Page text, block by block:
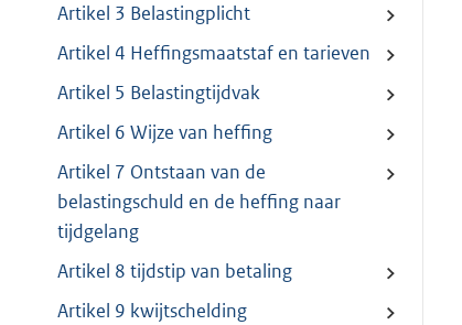
Artikel 3 Belastingplicht
Artikel 4 Heffingsmaatstaf en tarieven
Artikel 5 Belastingtijdvak
Artikel 6 Wijze van heffing
Artikel 7 Ontstaan van de
belastingschuld en de heffing naar
tijdgelang
Artikel 8 tijdstip van betaling
Artikel 9 kwijtschelding